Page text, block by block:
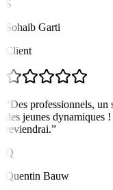
S
Sohaib Garti
Client
“Des professionnels, un
des jeunes dynamiques
reviendrai.”
Q
Quentin Bauw